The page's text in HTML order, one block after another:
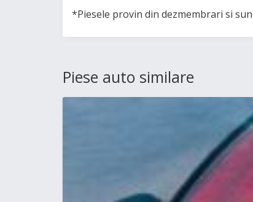
*Piesele provin din dezmembrari si
Piese auto similare